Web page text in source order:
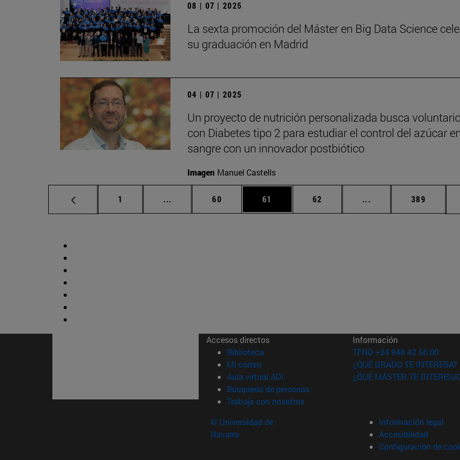
08 | 07 | 2025
La sexta promoción del Máster en Big Data Science
su graduación en Madrid
04 | 07 | 2025
Un proyecto de nutrición personalizada busca
con Diabetes tipo 2 para estudiar el control del azúcar
sangre con un innovador postbiótico
Imagen Manuel Castells
Página
1 ... Páginas intermedias Use TAB para desplazarse.
Página
60 Página
61 Página
62 ... Páginas intermedias
Página
389
Accesos directos
Biblioteca (abre en nueva ventana)
Mi correo(abre en nueva ventana)
Aula virtual ADI (abre en nueva ventana)
Búsqueda de personas(abre en nueva ventana)
Trabaja con nosotros(abre en nueva ventana)
Información
TFNO +34 948 42 56 00
¿QUÉ GRADO TE INTERESA?
¿QUÉ MÁSTER TE
© Universidad de
Navarra
Información legal
Accesibilidad
Configuración de